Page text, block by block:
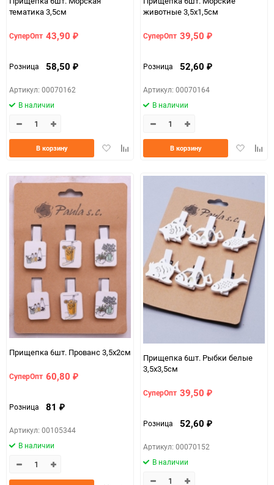
тематика 3,5см
СуперОпт 43,90 ₽
Розница 58,50 ₽
Артикул: 00070162
В наличии
ДобавитьДобавить
В корзину
животные 3,5х1,5см
СуперОпт 39,50 ₽
Розница 52,60 ₽
Артикул: 00070164
В наличии
Добавить
В корзину
Прищепка 6шт. Прованс 3,5х2см
СуперОпт 60,80 ₽
Розница 81 ₽
Артикул: 00105344
В наличии
Прищепка 6шт. Рыбки белые
3,5х3,5см
СуперОпт 39,50 ₽
Розница 52,60 ₽
Артикул: 00070152
В наличии